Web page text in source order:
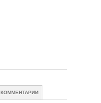
КОММЕНТАРИИ